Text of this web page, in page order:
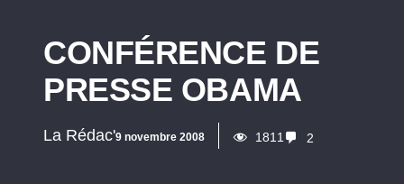
CONFÉRENCE DE
PRESSE OBAMA
La Rédac'9 novembre 2008 1811 2